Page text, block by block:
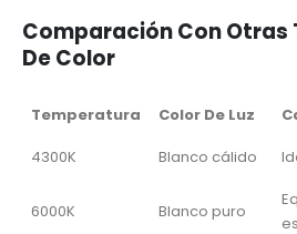
Comparación Con
De Color
Temperatura Color De Luz
4300K
Blanco cálido
6000K Blanco puro